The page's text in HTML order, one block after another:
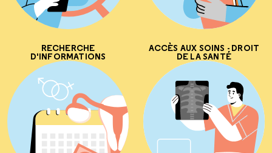
RECHERCHE
D'INFORMATIONS
ACCÈS AUX SOINS - DROIT
DE LA SANTÉ